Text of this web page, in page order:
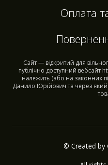
Оплата
Сайт — відкритий для
публічно доступний вебсайт
належить (або на законних
Данило Юрійович та через який
© Created by